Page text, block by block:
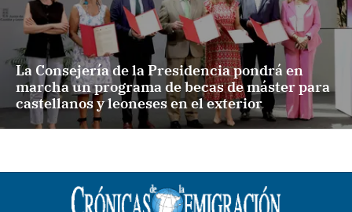
La Consejería de la Presidencia pondrá en
marcha un programa de becas de máster para
castellanos y leoneses en el exterior